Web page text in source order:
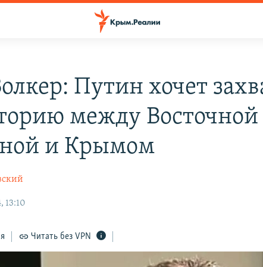
Путин хочет
между Восточной
и Крымом
13:10
Читать без VPN